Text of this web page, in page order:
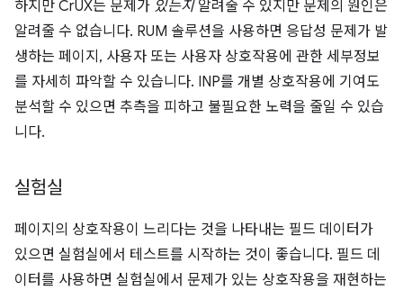
하지만 CrUX는 문제가 있는지알려줄 수 있지만 문제의 원인은
알려줄 수 없습니다. RUM 솔루션을 사용하면 응답성 문제가 발
생하는 페이지, 사용자 또는 사용자 상호작용에 관한 세부정보
를 자세히 파악할 수 있습니다. INP를 개별 상호작용에 기여도
분석할 수 있으면 추측을 피하고 불필요한 노력을 줄일 수 있습
니다.
실험실
페이지의 상호작용이 느리다는 것을 나타내는 필드 데이터가
있으면 실험실에서 테스트를 시작하는 것이 좋습니다. 필드 데
이터를 사용하면 실험실에서 문제가 있는 상호작용을 재현하는